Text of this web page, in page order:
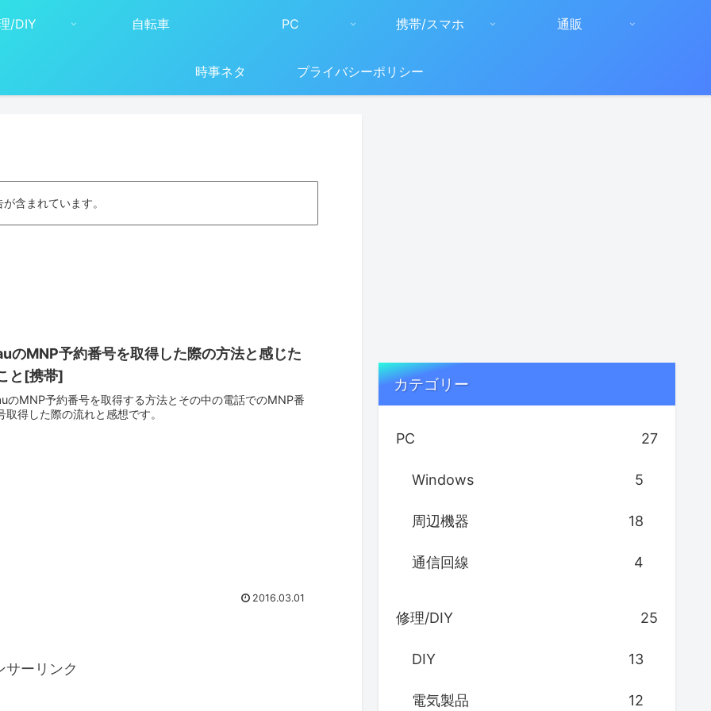
/DIY 自転車 PC 携帯/スマホ 通販
時事ネタ プライバシーポリシー
含まれています。
のMNP予約番号を取得した際の方法と感じた
と[携帯]
のMNP予約番号を取得する方法とその中の電話でのMNP番
取得した際の流れと感想です。
2016.03.01
サーリンク
カテゴリー
PC 27
Windows 5
周辺機器 18
通信回線 4
修理/DIY 25
DIY 13
電気製品 12